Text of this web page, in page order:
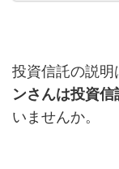
投資信託の説明
ンさんは投資信
いませんか。